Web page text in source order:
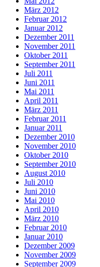
März 2012
Februar 2012
Januar 2012
Dezember 2011
November 2011
Oktober 2011
September 2011
Juli 2011
Juni 2011
Mai 2011
April 2011
März 2011
Februar 2011
Januar 2011
Dezember 2010
November 2010
Oktober 2010
September 2010
August 2010
Juli 2010
Juni 2010
Mai 2010
April 2010
März 2010
Februar 2010
Januar 2010
Dezember 2009
November 2009
September 2009